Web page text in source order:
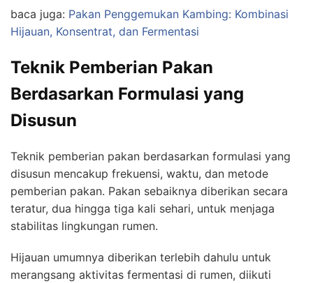
baca juga: Pakan Penggemukan Kambing: Kombinasi
Hijauan, Konsentrat, dan Fermentasi
Teknik Pemberian Pakan
Berdasarkan Formulasi yang
Disusun
Teknik pemberian pakan berdasarkan formulasi yang
disusun mencakup frekuensi, waktu, dan metode
pemberian pakan. Pakan sebaiknya diberikan secara
teratur, dua hingga tiga kali sehari, untuk menjaga
stabilitas lingkungan rumen.
Hijauan umumnya diberikan terlebih dahulu untuk
merangsang aktivitas fermentasi di rumen, diikuti